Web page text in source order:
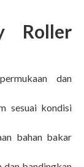
Roller
dan
sesuai kondisi
bahan bakar